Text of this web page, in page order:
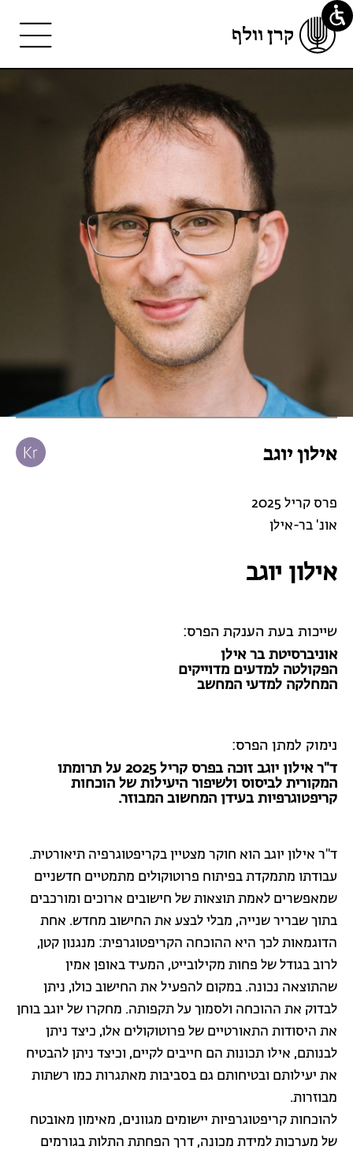
אילון יוגב
פרס קריל 2025
אונ' בר-אילן
אילון יוגב
שייכות בעת הענקת הפרס:
אוניברסיטת בר אילן
הפקולטה למדעים מדוייקים
המחלקה למדעי המחשב
נימוק למתן הפרס:
ד"ר אילון יוגב זוכה בפרס קריל 2025 על תרומתו
המקורית לביסוס ולשיפור היעילות של הוכחות
קריפטוגרפיות בעידן המחשוב המבוזר.
ד"ר אילון יוגב הוא חוקר מצטיין בקריפטוגרפיה תיאורטית.
עבודתו מתמקדת בפיתוח פרוטוקולים מתמטיים חדשניים
שמאפשרים לאמת תוצאות של חישובים ארוכים ומורכבים
בתוך שבריר שנייה, מבלי לבצע את החישוב מחדש. אחת
הדוגמאות לכך היא ההוכחה הקריפטוגרפית: מנגנון קטן,
לרוב בגודל של פחות מקילובייט, המעיד באופן אמין
שהתוצאה נכונה. במקום להפעיל את החישוב כולו, ניתן
לבדוק את ההוכחה ולסמוך על תקפותה. מחקרו של יוגב בוחן
את היסודות התאורטיים של פרוטוקולים אלו, כיצד ניתן
לבנותם, אילו תכונות הם חייבים לקיים, וכיצד ניתן להבטיח
את יעילותם ובטיחותם גם בסביבות מאתגרות כמו רשתות
מבוזרות.
להוכחות קריפטוגרפיות יישומים מגוונים, מאימון מאובטח
של מערכות למידת מכונה, דרך הפחתת התלות בגורמים